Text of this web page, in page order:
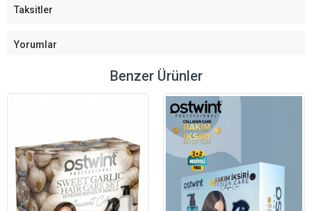
Taksitler
Yorumlar
Benzer Ürünler